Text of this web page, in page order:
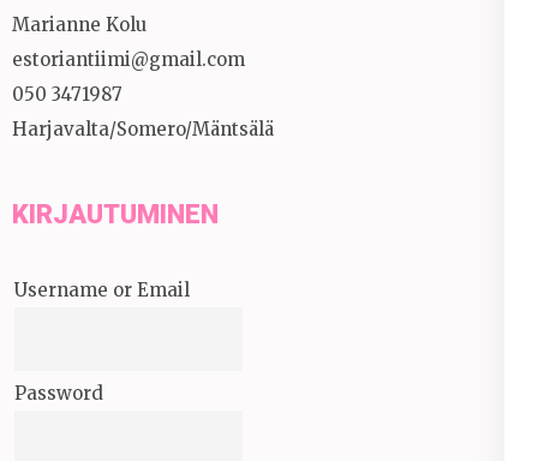
Marianne Kolu
estoriantiimi@gmail.com
050 3471987
Harjavalta/Somero/Mäntsälä
KIRJAUTUMINEN
Username or Email
Password